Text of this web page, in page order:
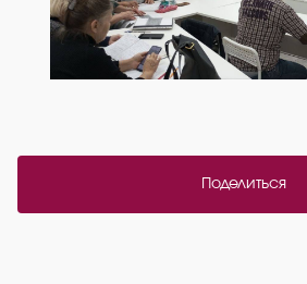
Поделиться